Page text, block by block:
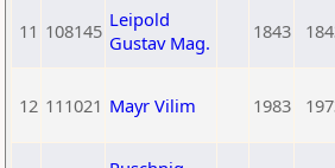
11 108145 Leipold
Gustav Mag.
1843
12 111021 Mayr Vilim 1983